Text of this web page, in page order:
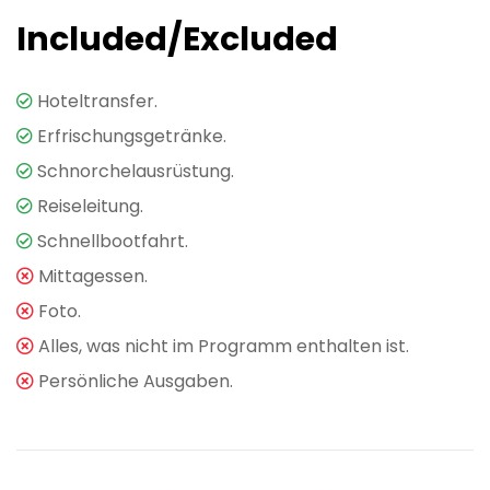
Included/Excluded
Hoteltransfer.
Erfrischungsgetränke.
Schnorchelausrüstung.
Reiseleitung.
Schnellbootfahrt.
Mittagessen.
Foto.
Alles, was nicht im Programm enthalten ist.
Persönliche Ausgaben.